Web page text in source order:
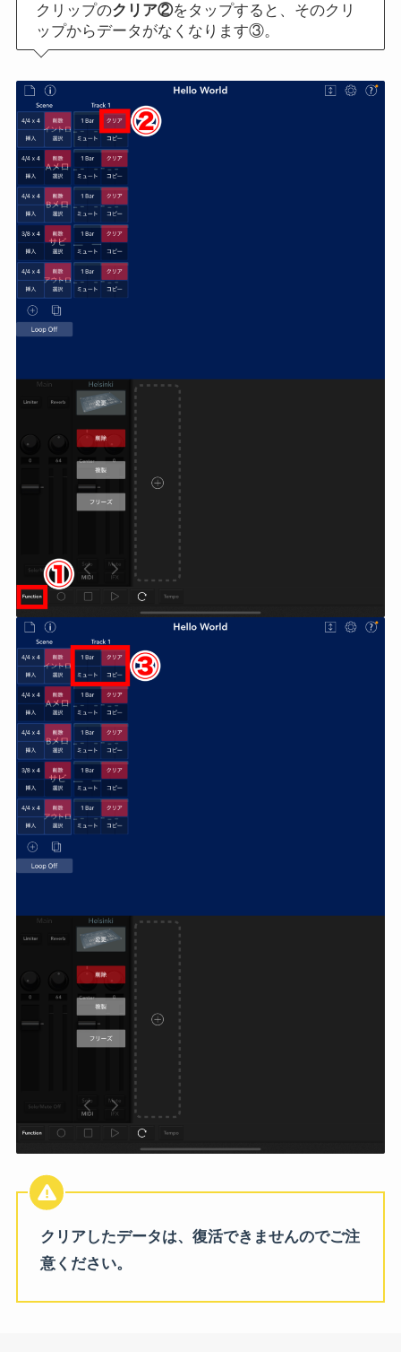
クリップのクリア②をタップすると、そのクリ
ップからデータがなくなります③。
クリアしたデータは、復活できませんのでご注
意ください。